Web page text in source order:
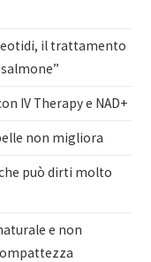
il trattamento
IV Therapy e NAD+
non migliora
può dirti molto
e non